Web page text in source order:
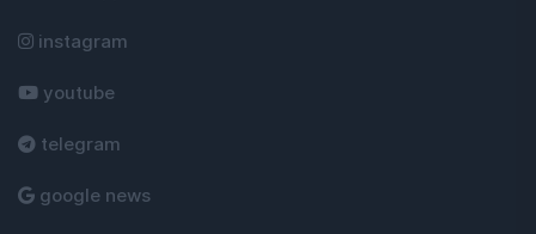
instagram
youtube
telegram
google news